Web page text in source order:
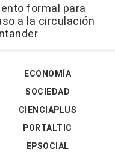
formal para
a la circulación
ECONOMÍA
SOCIEDAD
CIENCIAPLUS
PORTALTIC
EPSOCIAL